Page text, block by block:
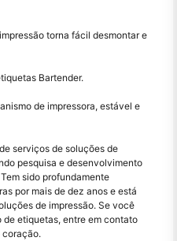
torna fácil desmontar e
Bartender.
de impressora, estável e
serviços de soluções de
pesquisa e desenvolvimento
sido profundamente
por mais de dez anos e está
de impressão. Se você
de etiquetas, entre em contato
coração.